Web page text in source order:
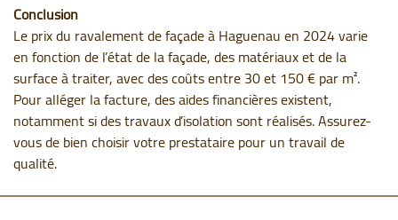
Conclusion
Le prix du ravalement de façade à Haguenau en 2024 varie
en fonction de l’état de la façade, des matériaux et de la
surface à traiter, avec des coûts entre 30 et 150 € par m².
Pour alléger la facture, des aides financières existent,
notamment si des travaux d’isolation sont réalisés. Assurez-
vous de bien choisir votre prestataire pour un travail de
qualité.